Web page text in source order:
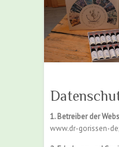
1. Betreiber der
www.dr-gorissen-